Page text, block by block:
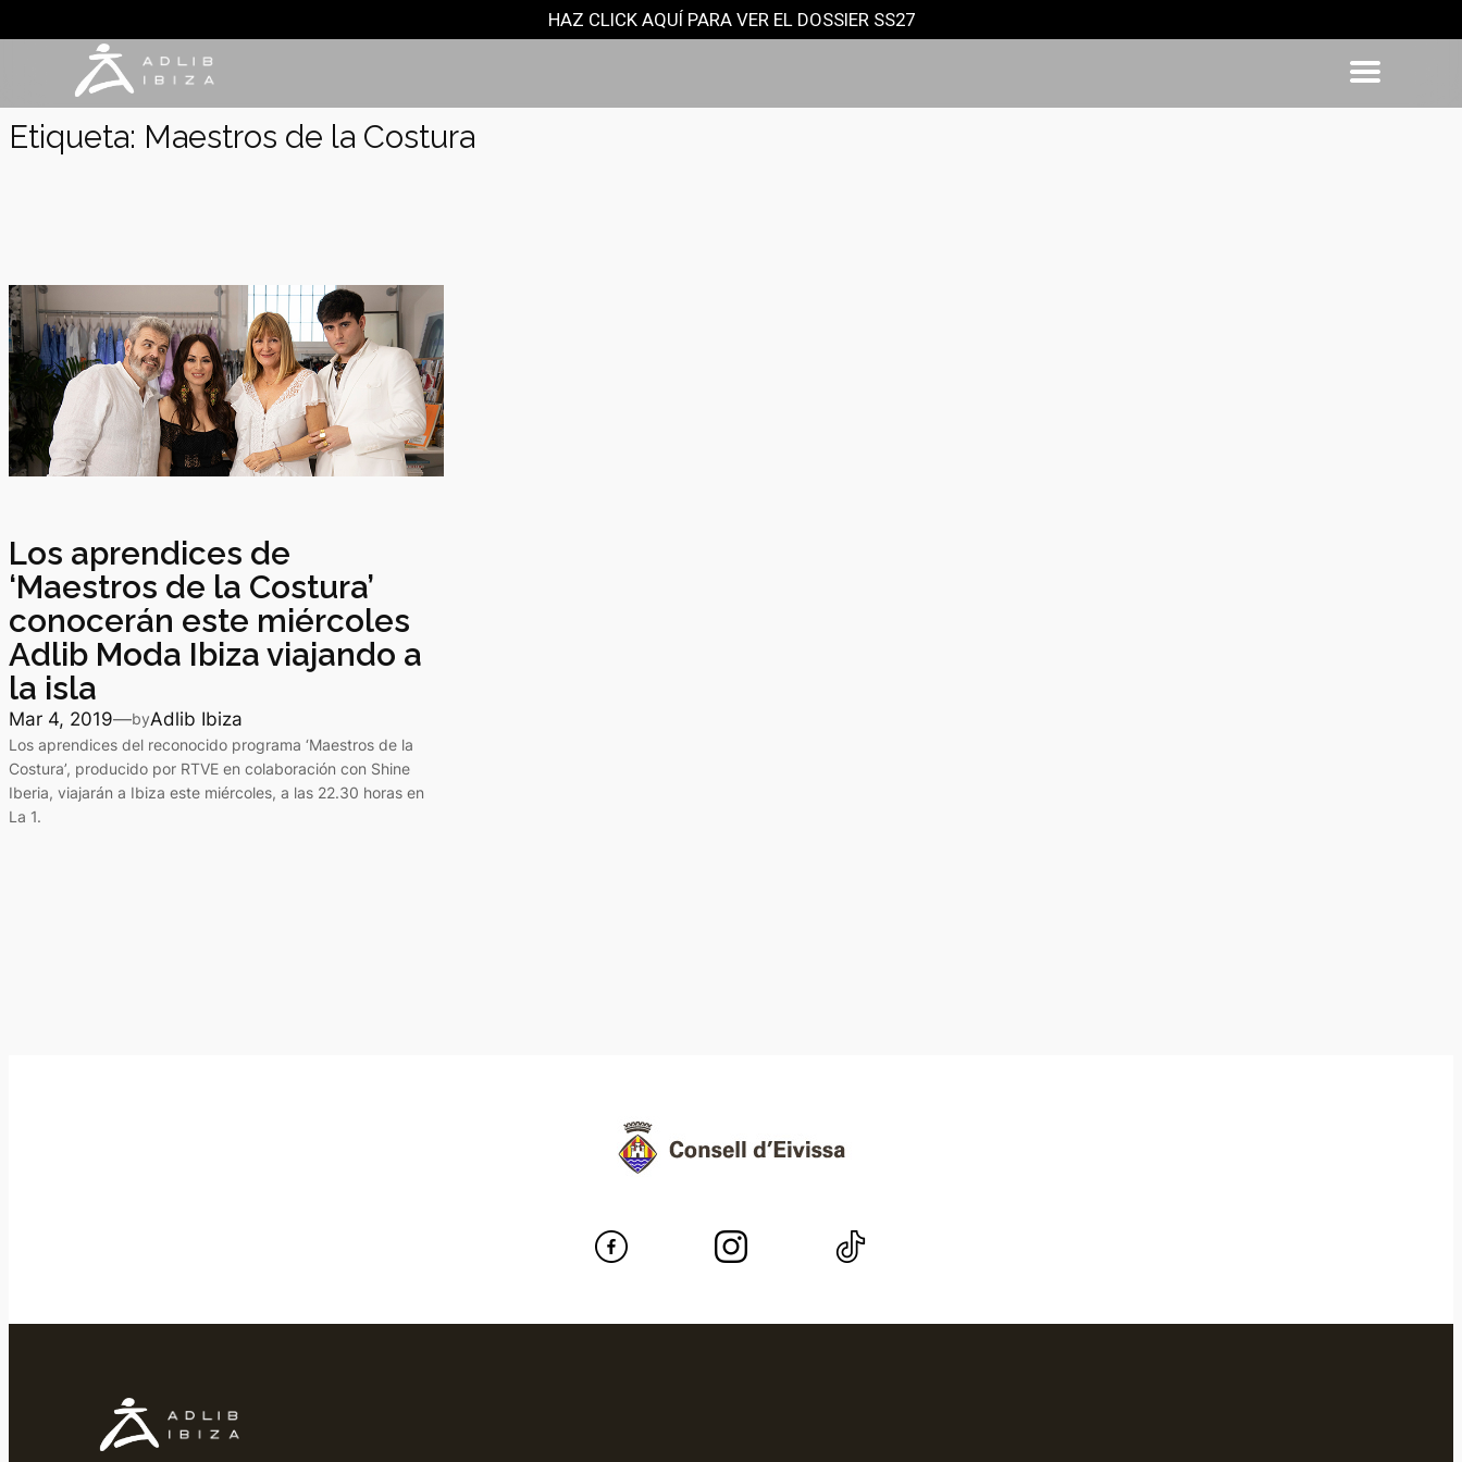
contenido
HAZ CLICK AQUÍ PARA VER EL DOSSIER SS27
Etiqueta: Maestros de la Costura
Los aprendices de
‘Maestros de la Costura’
conocerán este miércoles
Adlib Moda Ibiza viajando a
la isla
Mar 4, 2019—byAdlib Ibiza
Los aprendices del reconocido programa ‘Maestros de la
Costura’, producido por RTVE en colaboración con Shine
Iberia, viajarán a Ibiza este miércoles, a las 22.30 horas en
La 1.